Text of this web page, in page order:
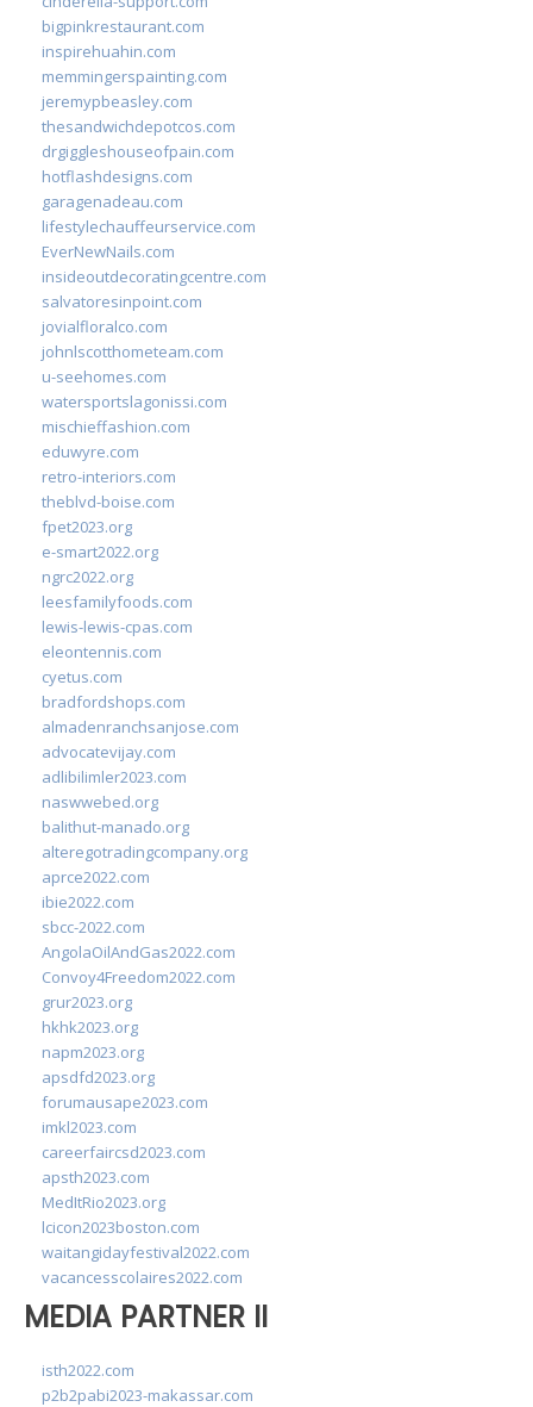
bigpinkrestaurant.com
inspirehuahin.com
memmingerspainting.com
jeremypbeasley.com
thesandwichdepotcos.com
drgiggleshouseofpain.com
hotflashdesigns.com
garagenadeau.com
lifestylechauffeurservice.com
EverNewNails.com
insideoutdecoratingcentre.com
salvatoresinpoint.com
jovialfloralco.com
johnlscotthometeam.com
u-seehomes.com
watersportslagonissi.com
mischieffashion.com
eduwyre.com
retro-interiors.com
theblvd-boise.com
fpet2023.org
e-smart2022.org
ngrc2022.org
leesfamilyfoods.com
lewis-lewis-cpas.com
eleontennis.com
cyetus.com
bradfordshops.com
almadenranchsanjose.com
advocatevijay.com
adlibilimler2023.com
naswwebed.org
balithut-manado.org
alteregotradingcompany.org
aprce2022.com
ibie2022.com
sbcc-2022.com
AngolaOilAndGas2022.com
Convoy4Freedom2022.com
grur2023.org
hkhk2023.org
napm2023.org
apsdfd2023.org
forumausape2023.com
imkl2023.com
careerfaircsd2023.com
apsth2023.com
MedItRio2023.org
lcicon2023boston.com
waitangidayfestival2022.com
vacancesscolaires2022.com
MEDIA PARTNER II
isth2022.com
p2b2pabi2023-makassar.com